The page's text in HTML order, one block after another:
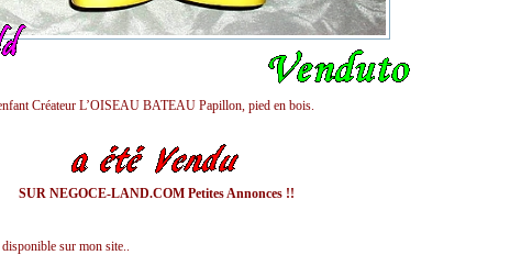
Créateur L’OISEAU BATEAU Papillon, pied en bois.
SUR NEGOCE-LAND.COM Petites Annonces !!
sur mon site..